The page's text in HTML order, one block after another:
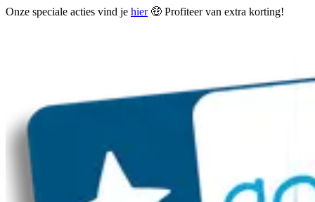
Onze speciale acties vind je hier🤑 Profiteer van extra korting!